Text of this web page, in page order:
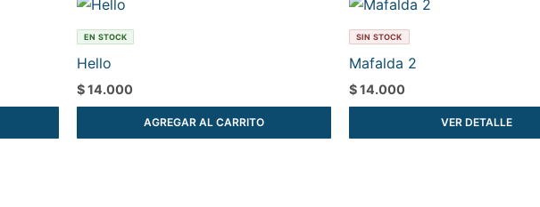
EN STOCK
Hello
$14.000
AGREGAR AL CARRITO
SIN STOCK
Mafalda 2
$14.000
VER DETALLE